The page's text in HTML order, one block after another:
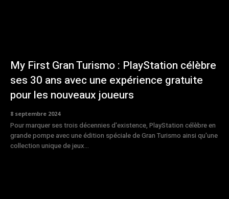
My First Gran Turismo : PlayStation célèbre
ses 30 ans avec une expérience gratuite
pour les nouveaux joueurs
8 septembre 2024
Pour marquer ses trois décennies d'existence, PlayStation célèbre en
grande pompe avec une édition spéciale de Gran Turismo ainsi qu'une
collection unique de jeux...